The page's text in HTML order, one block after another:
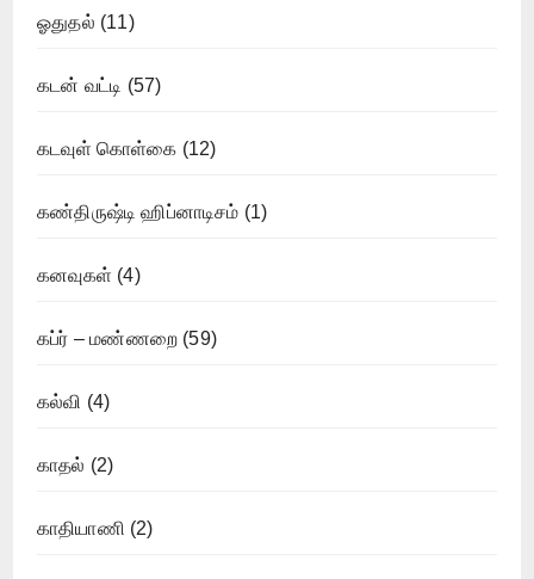
ஓதுதல் (11)
கடன் வட்டி (57)
கடவுள் கொள்கை (12)
கண்திருஷ்டி ஹிப்னாடிசம் (1)
கனவுகள் (4)
கப்ர் – மண்ணறை (59)
கல்வி (4)
காதல் (2)
காதியாணி (2)